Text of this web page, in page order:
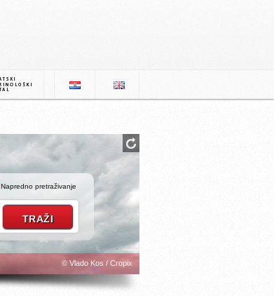
Napredno pretraživanje
© Vlado Kos / Cropix